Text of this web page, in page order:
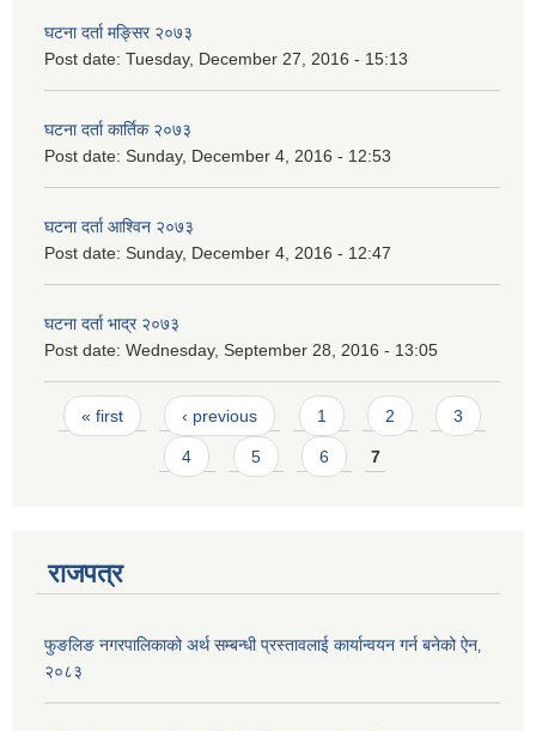
घटना दर्ता मङ्सिर २०७३
Post date: Tuesday, December 27, 2016 - 15:13
घटना दर्ता कार्तिक २०७३
Post date: Sunday, December 4, 2016 - 12:53
घटना दर्ता आश्विन २०७३
Post date: Sunday, December 4, 2016 - 12:47
घटना दर्ता भाद्र २०७३
Post date: Wednesday, September 28, 2016 - 13:05
Pages
« first ‹ previous 1 2 3
4 5 6 7
राजपत्र
फुङलिङ नगरपालिकाको अर्थ सम्बन्धी प्रस्तावलाई कार्यान्वयन गर्न बनेको ऐन‚
२०८३